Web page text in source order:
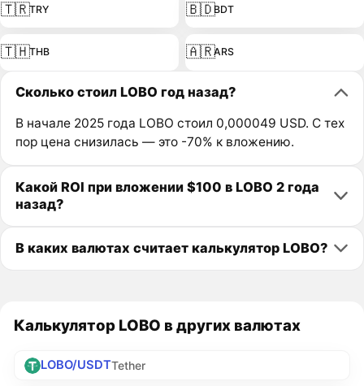
🇹🇷TRY 🇧🇩BDT
🇹🇭THB 🇦🇷ARS
Сколько стоил LOBO год назад?
В начале 2025 года LOBO стоил 0,000049 USD. С тех
пор цена снизилась — это -70% к вложению.
Какой ROI при вложении $100 в LOBO 2 года
назад?
В каких валютах считает калькулятор LOBO?
Калькулятор LOBO в других валютах
LOBO/USDTTether